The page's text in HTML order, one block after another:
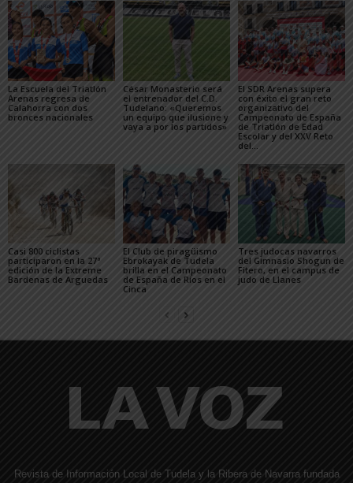
La Escuela del Triatlón
Arenas regresa de
Calahorra con dos
bronces nacionales
César Monasterio será
el entrenador del C.D.
Tudelano: «Queremos
un equipo que ilusione y
vaya a por los partidos»
El SDR Arenas supera
con éxito el gran reto
organizativo del
Campeonato de España
de Triatlón de Edad
Escolar y del XXV Reto
del...
Casi 800 ciclistas
participaron en la 27ª
edición de la Extreme
Bardenas de Arguedas
El Club de piragüismo
Ebrokayak de Tudela
brilla en el Campeonato
de España de Ríos en el
Cinca
Tres judocas navarros
del Gimnasio Shogun de
Fitero, en el campus de
judo de Llanes
Revista de Información Local de Tudela y la Ribera de Navarra fundada